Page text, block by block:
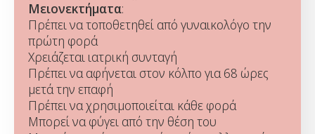
Μειονεκτήματα:
Πρέπει να τοποθετηθεί από γυναικολόγο την
πρώτη φορά
Χρειάζεται ιατρική συνταγή
Πρέπει να αφήνεται στον κόλπο για 68 ώρες
μετά την επαφή
Πρέπει να χρησιμοποιείται κάθε φορά
Μπορεί να φύγει από την θέση του